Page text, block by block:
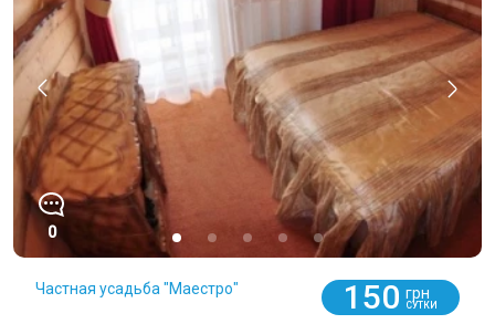
0
Частная усадьба "Маестро" 150 грн
СУТКИ